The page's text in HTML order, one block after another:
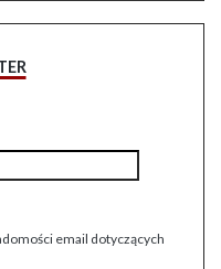
email dotyczących